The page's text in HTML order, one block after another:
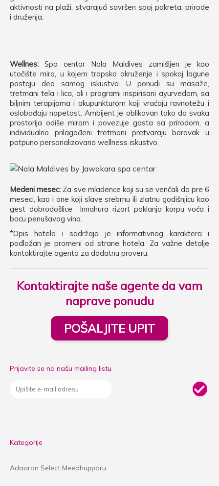
aktivnosti na plaži, stvarajući savršen spoj pokreta, prirode
i druženja.
Wellnes: Spa centar Nala Maldives zamišljen je kao
utočište mira, u kojem tropsko okruženje i spokoj lagune
postaju deo samog iskustva. U ponudi su masaže,
tretmani tela i lica, ali i programi inspirisani ayurvedom, sa
biljnim terapijama i akupunkturom koji vraćaju ravnotežu i
oslobađaju napetost. Ambijent je oblikovan tako da svaka
prostorija odiše mirom i povezuje gosta sa prirodom, a
individualno prilagođeni tretmani pretvaraju boravak u
potpuno personalizovano wellness iskustvo.
Medeni mesec: Za sve mladence koji su se venčali do pre 6
meseci, kao i one koji slave srebrnu ili zlatnu godišnjicu kao
gest dobrodošlice Innahura rizort poklanja korpu voća i
bocu penušavog vina.
*Opis hotela i sadržaja je informativnog karaktera i
podložan je promeni od strane hotela. Za važne detalje
kontaktirajte agenta za dodatnu proveru.
Kontaktirajte naše agente da vam
naprave ponudu
POŠALJITE UPIT
Prijavite se na našu mailing listu
Kategorije
Adaaran Select Meedhupparu